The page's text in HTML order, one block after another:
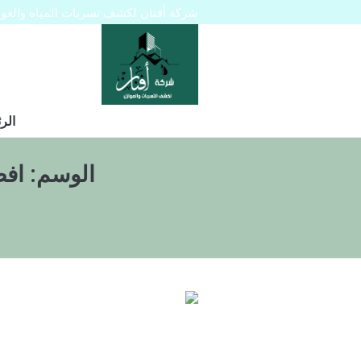
شركة أفنان لكشف تسربات المياه والعوازل
الوسم: